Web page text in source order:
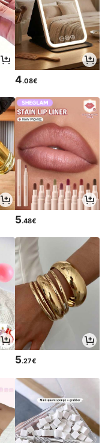
4.08€
5.48€
5.27€